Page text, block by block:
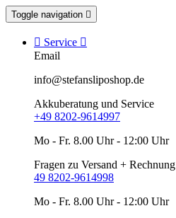
Toggle navigation 
 Service 
Email
info@stefansliposhop.de
Akkuberatung und Service
+49 8202-9614997
Mo - Fr. 8.00 Uhr - 12:00 Uhr
Fragen zu Versand + Rechnung
49 8202-9614998
Mo - Fr. 8.00 Uhr - 12:00 Uhr